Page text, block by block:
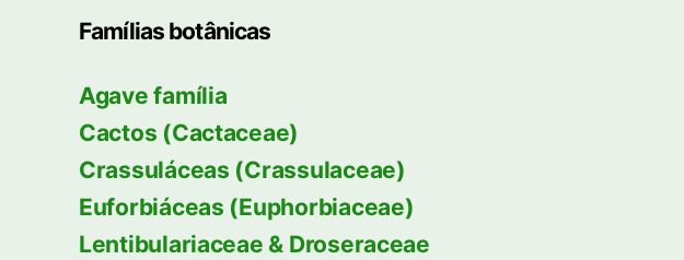
Famílias botânicas
Agave família
Cactos (Cactaceae)
Crassuláceas (Crassulaceae)
Euforbiáceas (Euphorbiaceae)
Lentibulariaceae & Droseraceae